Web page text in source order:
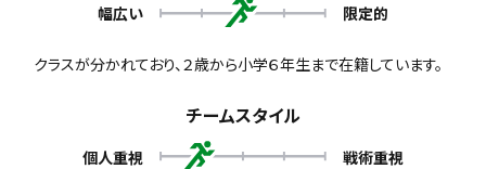
幅広い 限定的
クラスが分かれており、２歳から小学６年生まで在籍しています。
チームスタイル
個人重視 戦術重視